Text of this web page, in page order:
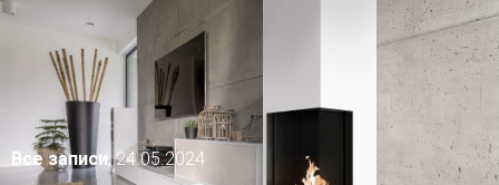
Все записи, 24.05.2024